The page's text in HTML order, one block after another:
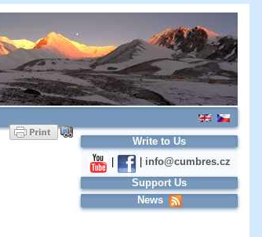
Write to Us
info@cumbres.cz
Support Us
News